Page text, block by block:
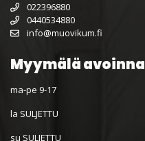
022396880
0440534880
info@muovikum.fi
Myymälä avoinna
ma-pe 9-17
la SULJETTU
su SULJETTU